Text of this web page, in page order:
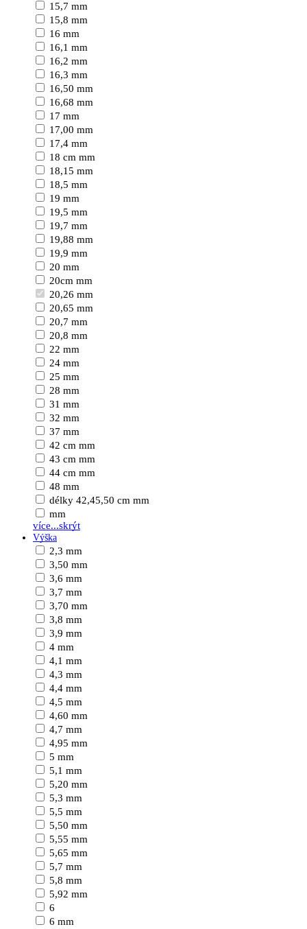
15,7 mm
15,8 mm
16 mm
16,1 mm
16,2 mm
16,3 mm
16,50 mm
16,68 mm
17 mm
17,00 mm
17,4 mm
18 cm mm
18,15 mm
18,5 mm
19 mm
19,5 mm
19,7 mm
19,88 mm
19,9 mm
20 mm
20cm mm
20,26 mm
20,65 mm
20,7 mm
20,8 mm
22 mm
24 mm
25 mm
28 mm
31 mm
32 mm
37 mm
42 cm mm
43 cm mm
44 cm mm
48 mm
délky 42,45,50 cm mm
mm
více...skrýt
Výška
2,3 mm
3,50 mm
3,6 mm
3,7 mm
3,70 mm
3,8 mm
3,9 mm
4 mm
4,1 mm
4,3 mm
4,4 mm
4,5 mm
4,60 mm
4,7 mm
4,95 mm
5 mm
5,1 mm
5,20 mm
5,3 mm
5,5 mm
5,50 mm
5,55 mm
5,65 mm
5,7 mm
5,8 mm
5,92 mm
6
6 mm